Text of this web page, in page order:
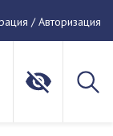
/ Авторизация